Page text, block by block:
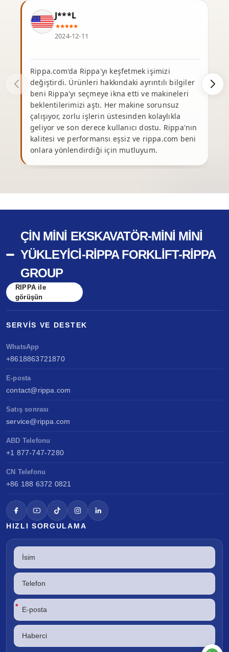
J***L
2024-12-11
Rippa.com'da Rippa'yı keşfetmek işimizi
değiştirdi. Ürünleri hakkındaki ayrıntılı bilgiler
beni Rippa'yı seçmeye ikna etti ve makineleri
beklentilerimizi aştı. Her makine sorunsuz
çalışıyor, zorlu işlerin üstesinden kolaylıkla
geliyor ve son derece kullanıcı dostu. Rippa'nın
kalitesi ve performansı eşsiz ve rippa.com beni
onlara yönlendirdiği için mutluyum.
ÇIN MINI EKSKAVATÖR-MINI MINI
YÜKLEYICI-RIPPA FORKLIFT-RIPPA
GROUP
RIPPA ile
görüşün
SERVIS VE DESTEK
WhatsApp
+8618863721870
E-posta
contact@rippa.com
Satış sonrası
service@rippa.com
ABD Telefonu
+1 877-747-7280
CN Telefonu
+86 188 6372 0821
HIZLI SORGULAMA
*